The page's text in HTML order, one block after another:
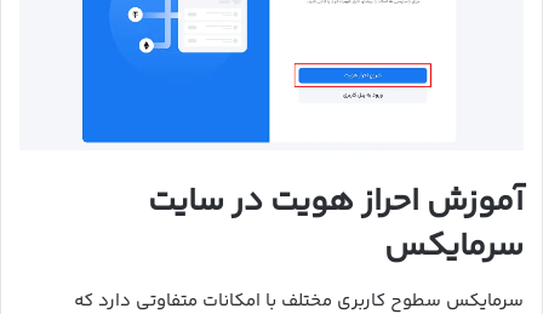
آموزش احراز هویت در سایت
سرمایکس
سرمایکس سطوح کاربری مختلف با امکانات متفاوتی دارد که